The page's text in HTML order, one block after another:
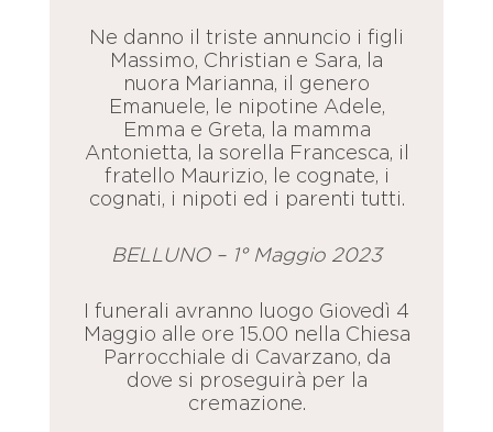
Ne danno il triste annuncio i figli
Massimo, Christian e Sara, la
nuora Marianna, il genero
Emanuele, le nipotine Adele,
Emma e Greta, la mamma
Antonietta, la sorella Francesca, il
fratello Maurizio, le cognate, i
cognati, i nipoti ed i parenti tutti.
BELLUNO – 1° Maggio 2023
I funerali avranno luogo Giovedì 4
Maggio alle ore 15.00 nella Chiesa
Parrocchiale di Cavarzano, da
dove si proseguirà per la
cremazione.